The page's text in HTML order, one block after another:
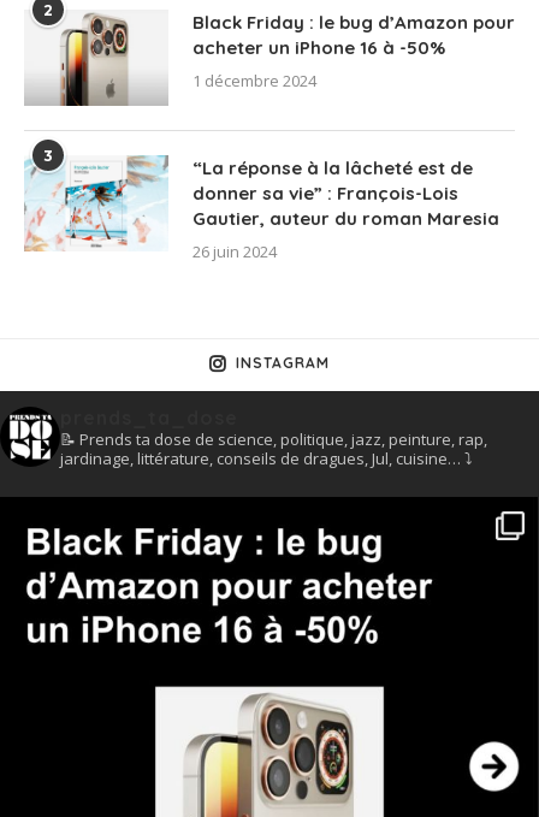
2
Black Friday : le bug d’Amazon pour
acheter un iPhone 16 à -50%
1 décembre 2024
3
“La réponse à la lâcheté est de
donner sa vie” : François-Lois
Gautier, auteur du roman Maresia
26 juin 2024
INSTAGRAM
📝 Prends ta dose de science, politique, jazz, peinture, rap,
jardinage, littérature, conseils de dragues, Jul, cuisine… ⤵️